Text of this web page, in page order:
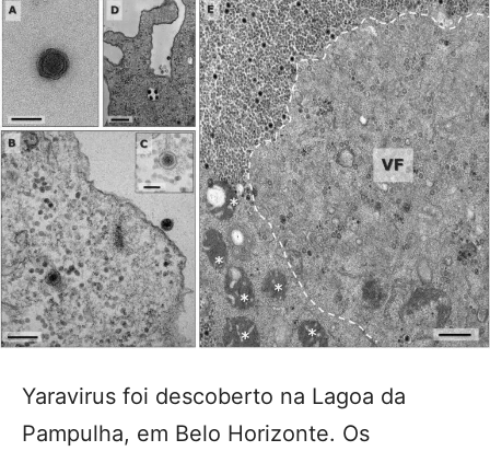
Yaravirus foi descoberto na Lagoa da
Pampulha, em Belo Horizonte. Os